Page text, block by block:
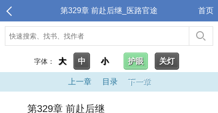
第329章 前赴后继_医路官途 首页
字体： 大 中 小 护眼 关灯
上一章 目录 下一章
第329章 前赴后继